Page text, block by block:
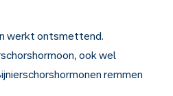
werkt ontsmettend.
ook wel
remmen